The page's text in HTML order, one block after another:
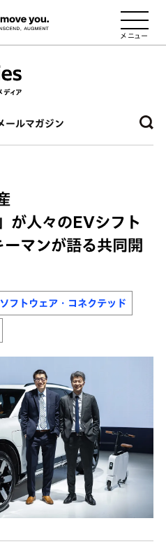
ールマガジン
が人々のEVシフト
マンが語る共同開
フトウェア・コネクテッド